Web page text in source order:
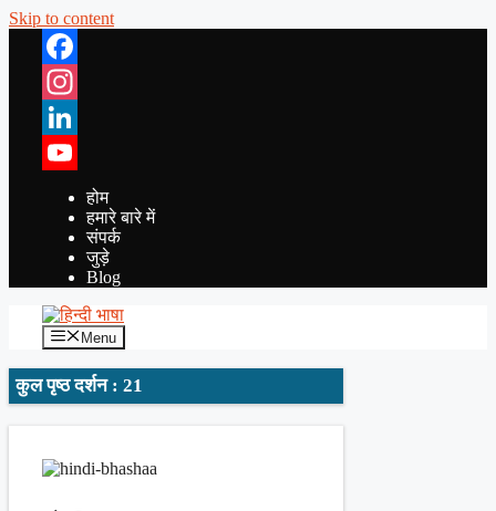
Skip to content
Facebook
Instagram
LinkedIn
YouTube
होम
हमारे बारे में
संपर्क
जुड़े
Blog
Menu
कुल पृष्ठ दर्शन : 21